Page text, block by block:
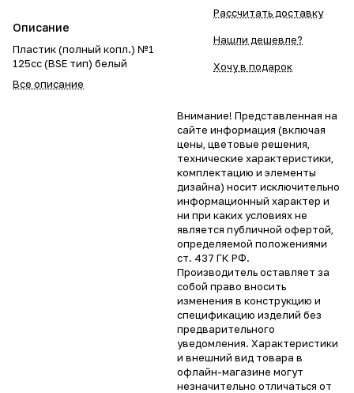
Описание
Пластик (полный копл.) №1
125сс (BSE тип) белый
Все описание
Рассчитать доставку
Нашли дешевле?
Хочу в подарок
Внимание! Представленная на
сайте информация (включая
цены, цветовые решения,
технические характеристики,
комплектацию и элементы
дизайна) носит исключительно
информационный характер и
ни при каких условиях не
является публичной офертой,
определяемой положениями
ст. 437 ГК РФ.
Производитель оставляет за
собой право вносить
изменения в конструкцию и
спецификацию изделий без
предварительного
уведомления. Характеристики
и внешний вид товара в
офлайн-магазине могут
незначительно отличаться от